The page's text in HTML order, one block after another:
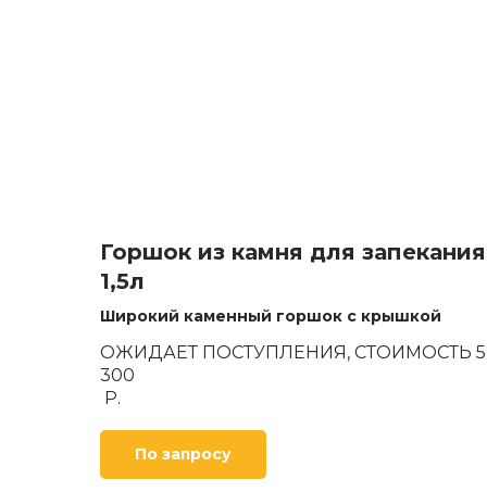
Горшок из камня для запекания
1,5л
Широкий каменный горшок с крышкой
ОЖИДАЕТ ПОСТУПЛЕНИЯ, СТОИМОСТЬ 5
300
Р.
По запросу